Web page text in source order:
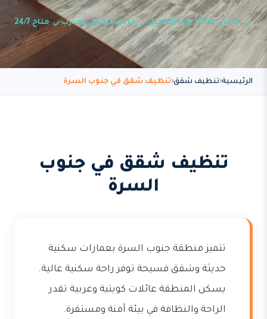
ضمان 100% رضا العميل فريق مرخص ومدرب متاح 24/7
الرئيسية تنظيف شقق تنظيف شقق في جنوب السرة
تنظيف شقق في جنوب
السرة
تتميز منطقة جنوب السرة بعمارات سكنية
حديثة وشقق فسيحة توفر راحة سكنية عالية.
يسكن المنطقة عائلات كويتية وعربية تقدر
الراحة والنظافة في بيئة آمنة ومستقرة.